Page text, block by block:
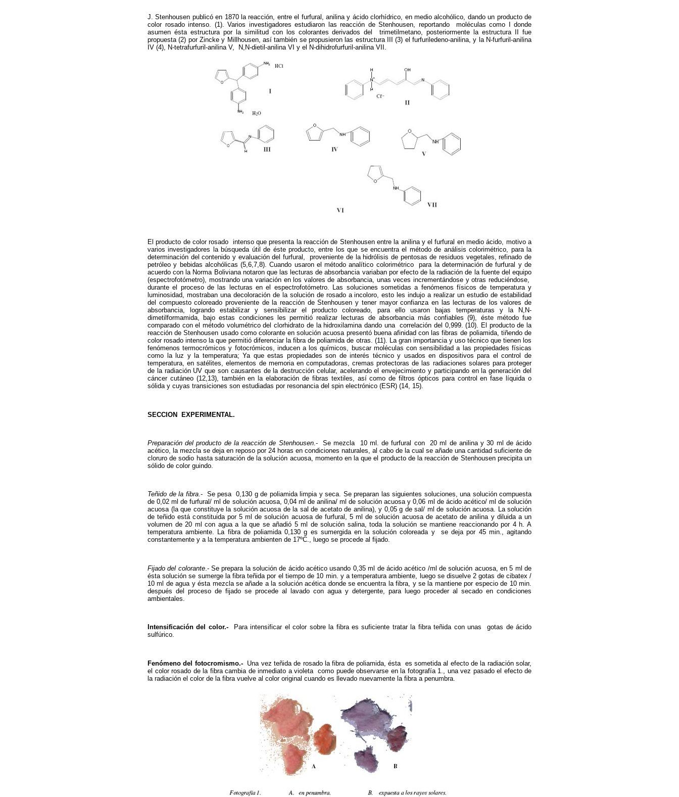
J. Stenhousen publicó en 1870 la reacción, entre el furfural, anilina y ácido clorhídrico, en medio alcohólico, dando un producto de
color rosado intenso. (1). Varios investigadores estudiaron las reacción de Stenhousen, reportando moléculas como I donde
asumen ésta estructura por la similitud con los colorantes derivados del trimetilmetano, posteriormente la estructura II fue
propuesta (2) por Zincke y Millhousen, así también se propusieron las estructura III (3) el furfuriledeno-anilina, y la N-furfuril-anilina
IV (4), N-tetrafurfuril-anilina V, N,N-dietil-anilina VI y el N-dihidrofurfuril-anilina VII.
El producto de color rosado intenso que presenta la reacción de Stenhousen entre la anilina y el furfural en medio ácido, motivo a
varios investigadores la búsqueda útil de éste producto, entre los que se encuentra el método de análisis colorimétrico, para la
determinación del contenido y evaluación del furfural, proveniente de la hidrólisis de pentosas de residuos vegetales, refinado de
petróleo y bebidas alcohólicas (5,6,7,8). Cuando usaron el método analítico colorimétrico para la determinación de furfural y de
acuerdo con la Norma Boliviana notaron que las lecturas de absorbancia variaban por efecto de la radiación de la fuente del equipo
(espectrofotómetro), mostrando una variación en los valores de absorbancia, unas veces incrementándose y otras reduciéndose,
durante el proceso de las lecturas en el espectrofotómetro. Las soluciones sometidas a fenómenos físicos de temperatura y
luminosidad, mostraban una decoloración de la solución de rosado a incoloro, esto les indujo a realizar un estudio de estabilidad
del compuesto coloreado proveniente de la reacción de Stenhousen y tener mayor confianza en las lecturas de los valores de
absorbancia, logrando estabilizar y sensibilizar el producto coloreado, para ello usaron bajas temperaturas y la N,N-
dimetilformamida, bajo estas condiciones les permitió realizar lecturas de absorbancia más confiables (9), éste método fue
comparado con el método volumétrico del clorhidrato de la hidroxilamina dando una correlación del 0,999. (10). El producto de la
reacción de Stenhousen usado como colorante en solución acuosa presentó buena afinidad con las fibras de poliamida, tiñendo de
color rosado intenso la que permitió diferenciar la fibra de poliamida de otras. (11). La gran importancia y uso técnico que tienen los
fenómenos termocrómicos y fotocrómicos, inducen a los químicos, buscar moléculas con sensibilidad a las propiedades físicas
como la luz y la temperatura; Ya que estas propiedades son de interés técnico y usados en dispositivos para el control de
temperatura, en satélites, elementos de memoria en computadoras, cremas protectoras de las radiaciones solares para proteger
de la radiación UV que son causantes de la destrucción celular, acelerando el envejecimiento y participando en la generación del
cáncer cutáneo (12,13), también en la elaboración de fibras textiles, así como de filtros ópticos para control en fase líquida o
sólida y cuyas transiciones son estudiadas por resonancia del spin electrónico (ESR) (14, 15).
SECCION EXPERIMENTAL.
Preparación del producto de la reacción de Stenhousen.- Se mezcla 10 ml. de furfural con 20 ml de anilina y 30 ml de ácido
acético, la mezcla se deja en reposo por 24 horas en condiciones naturales, al cabo de la cual se añade una cantidad suficiente de
cloruro de sodio hasta saturación de la solución acuosa, momento en la que el producto de la reacción de Stenhousen precipita un
sólido de color guindo.
Teñido de la fibra.- Se pesa 0,130 g de poliamida limpia y seca. Se preparan las siguientes soluciones, una solución compuesta
de 0,02 ml de furfural/ ml de solución acuosa, 0,04 ml de anilina/ ml de solución acuosa y 0,06 ml de ácido acético/ ml de solución
acuosa (la que constituye la solución acuosa de la sal de acetato de anilina), y 0,05 g de sal/ ml de solución acuosa. La solución
de teñido está constituida por 5 ml de solución acuosa de furfural, 5 ml de solución acuosa de acetato de anilina y diluida a un
volumen de 20 ml con agua a la que se añadió 5 ml de solución salina, toda la solución se mantiene reaccionando por 4 h. A
temperatura ambiente. La fibra de poliamida 0,130 g es sumergida en la solución coloreada y se deja por 45 min., agitando
constantemente y a la temperatura ambienten de 17ºC., luego se procede al fijado.
Fijado del colorante.- Se prepara la solución de ácido acético usando 0,35 ml de ácido acético /ml de solución acuosa, en 5 ml de
ésta solución se sumerge la fibra teñida por el tiempo de 10 min. y a temperatura ambiente, luego se disuelve 2 gotas de cibatex /
10 ml de agua y ésta mezcla se añade a la solución acética donde se encuentra la fibra, y se la mantiene por especio de 10 min.
después del proceso de fijado se procede al lavado con agua y detergente, para luego proceder al secado en condiciones
ambientales.
Intensificación del color.-
Para intensificar el color sobre la fibra es suficiente tratar la fibra teñida con unas gotas de ácido
sulfúrico.
Fenómeno del fotocromismo.- Una vez teñida de rosado la fibra de poliamida, ésta es sometida al efecto de la radiación solar,
el color rosado de la fibra cambia de inmediato a violeta como puede observarse en la fotografía 1., una vez pasado el efecto de
la radiación el color de la fibra vuelve al color original cuando es llevado nuevamente la fibra a penumbra.